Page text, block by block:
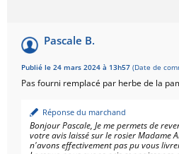
Pascale B.
Publié le 24 mars 2024 à 13h57 (Date de
Pas fourni remplacé par herbe de la
Réponse du marchand
Bonjour Pascale, Je me permets de
votre avis laissé sur le rosier Madame
n'avons effectivement pas pu vous